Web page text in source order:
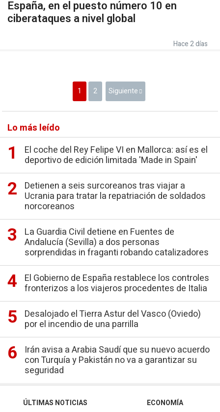
España, en el puesto número 10 en
ciberataques a nivel global
Hace 2 días
1 2 Siguiente
Lo más leído
El coche del Rey Felipe VI en Mallorca: así es el
deportivo de edición limitada 'Made in Spain'
Detienen a seis surcoreanos tras viajar a
Ucrania para tratar la repatriación de soldados
norcoreanos
La Guardia Civil detiene en Fuentes de
Andalucía (Sevilla) a dos personas
sorprendidas in fraganti robando catalizadores
El Gobierno de España restablece los controles
fronterizos a los viajeros procedentes de Italia
Desalojado el Tierra Astur del Vasco (Oviedo)
por el incendio de una parrilla
Irán avisa a Arabia Saudí que su nuevo acuerdo
con Turquía y Pakistán no va a garantizar su
seguridad
ÚLTIMAS NOTICIAS
ECONOMÍA